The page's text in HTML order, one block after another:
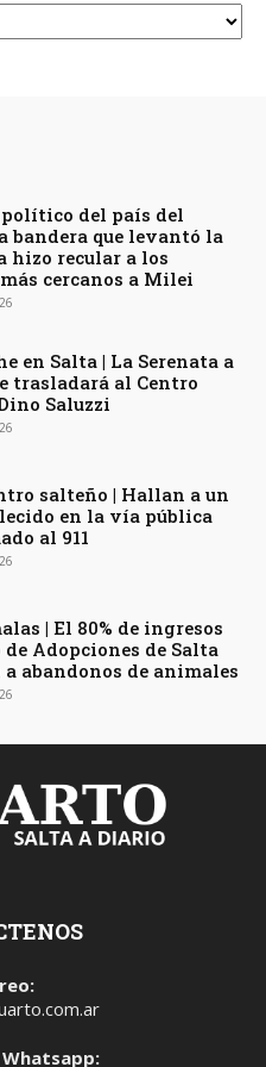
del país del
bandera que levantó la
hizo recular a los
cercanos a Milei
en Salta | La Serenata a
trasladará al Centro
Saluzzi
salteño | Hallan a un
en la vía pública
al 911
| El 80% de ingresos
Adopciones de Salta
a abandonos de animales